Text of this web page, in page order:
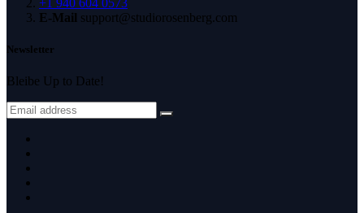
E-Mail support@studiorosenberg.com
Newsletter
Bleibe Up to Date!